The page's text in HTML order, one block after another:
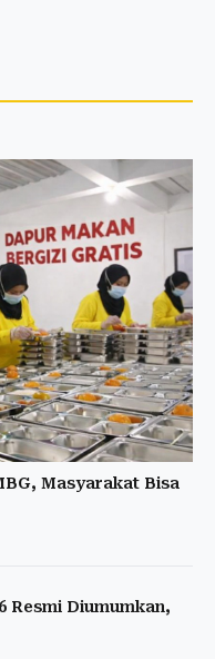
Masyarakat Bisa
Resmi Diumumkan,